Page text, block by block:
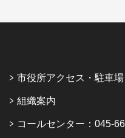
市役所アクセス・駐車場
組織案内
コールセンター：045-